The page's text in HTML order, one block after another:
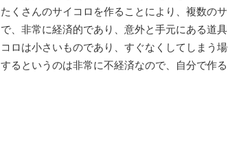
たくさんのサイコロを作ることにより、複数の
で、非常に経済的であり、意外と手元にある道
コロは小さいものであり、すぐなくしてしまう
するというのは非常に不経済なので、自分で作